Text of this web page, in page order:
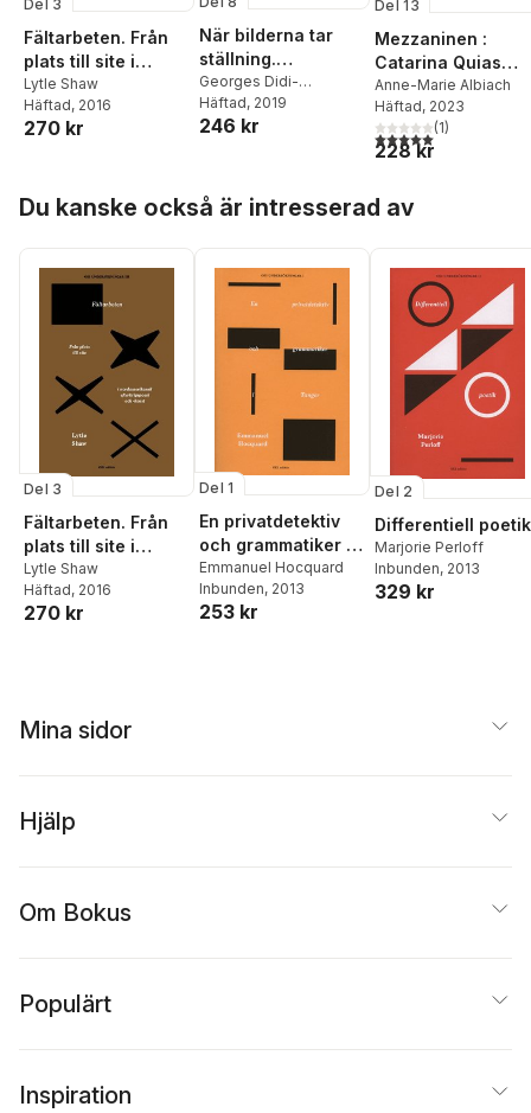
Del 3
Fältarbeten. Från
plats till site i
nordamerikansk
efterkrigspoesi och
-konst
Lytle Shaw
Häftad, 2016
270 kr
När bilderna tar
ställning.
Historiens öga, 1
Georges Didi-
Huberman
Häftad, 2019
246 kr
Del 13
Mezzaninen :
Catarina Quias
sista berättelse
Anne-Marie Albiach
Häftad, 2023
5,0utav 5 stjärnor.
(1)
228 kr
Du kanske också är intresserad av
Del 3
Fältarbeten. Från
plats till site i
nordamerikansk
efterkrigspoesi och
-konst
Lytle Shaw
Häftad, 2016
270 kr
Del 1
En privatdetektiv
och grammatiker i
Tanger
Emmanuel Hocquard
Inbunden, 2013
253 kr
Del 2
Differentiell poetik
Marjorie Perloff
Inbunden, 2013
329 kr
Mina sidor
Hjälp
Om Bokus
Populärt
Inspiration